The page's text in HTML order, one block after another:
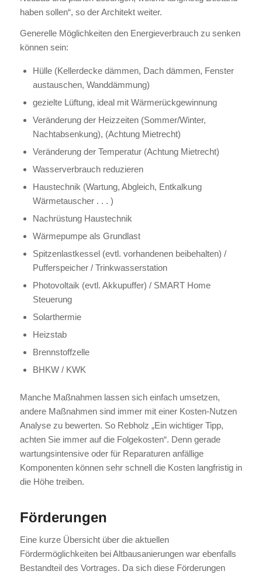
haben sollen“, so der Architekt weiter.
Generelle Möglichkeiten den Energieverbrauch zu senken
können sein:
Hülle (Kellerdecke dämmen, Dach dämmen, Fenster
austauschen, Wanddämmung)
gezielte Lüftung, ideal mit Wärmerückgewinnung
Veränderung der Heizzeiten (Sommer/Winter,
Nachtabsenkung), (Achtung Mietrecht)
Veränderung der Temperatur (Achtung Mietrecht)
Wasserverbrauch reduzieren
Haustechnik (Wartung, Abgleich, Entkalkung
Wärmetauscher . . . )
Nachrüstung Haustechnik
Wärmepumpe als Grundlast
Spitzenlastkessel (evtl. vorhandenen beibehalten) /
Pufferspeicher / Trinkwasserstation
Photovoltaik (evtl. Akkupuffer) / SMART Home
Steuerung
Solarthermie
Heizstab
Brennstoffzelle
BHKW / KWK
Manche Maßnahmen lassen sich einfach umsetzen,
andere Maßnahmen sind immer mit einer Kosten-Nutzen
Analyse zu bewerten. So Rebholz „Ein wichtiger Tipp,
achten Sie immer auf die Folgekosten“. Denn gerade
wartungsintensive oder für Reparaturen anfällige
Komponenten können sehr schnell die Kosten langfristig in
die Höhe treiben.
Förderungen
Eine kurze Übersicht über die aktuellen
Fördermöglichkeiten bei Altbausanierungen war ebenfalls
Bestandteil des Vortrages. Da sich diese Förderungen